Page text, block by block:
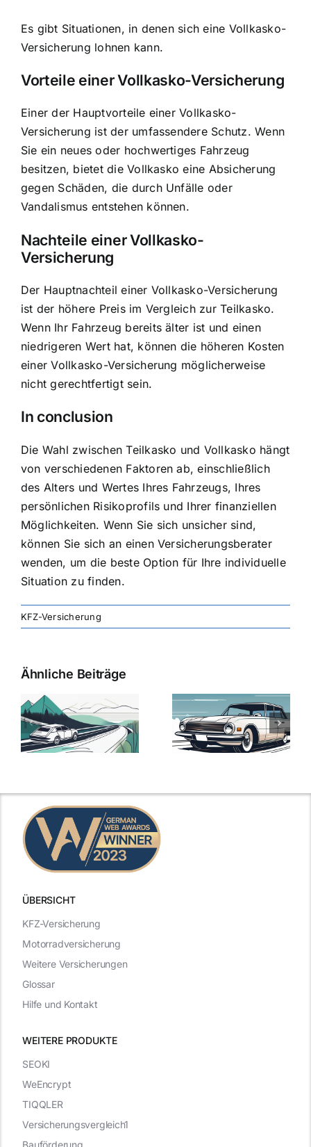
Es gibt Situationen, in denen sich eine Vollkasko-
Versicherung lohnen kann.
Vorteile einer Vollkasko-Versicherung
Einer der Hauptvorteile einer Vollkasko-
Versicherung ist der umfassendere Schutz. Wenn
Sie ein neues oder hochwertiges Fahrzeug
besitzen, bietet die Vollkasko eine Absicherung
gegen Schäden, die durch Unfälle oder
Vandalismus entstehen können.
Nachteile einer Vollkasko-
Versicherung
Der Hauptnachteil einer Vollkasko-Versicherung
ist der höhere Preis im Vergleich zur Teilkasko.
Wenn Ihr Fahrzeug bereits älter ist und einen
niedrigeren Wert hat, können die höheren Kosten
einer Vollkasko-Versicherung möglicherweise
nicht gerechtfertigt sein.
In conclusion
Die Wahl zwischen Teilkasko und Vollkasko hängt
von verschiedenen Faktoren ab, einschließlich
des Alters und Wertes Ihres Fahrzeugs, Ihres
persönlichen Risikoprofils und Ihrer finanziellen
Möglichkeiten. Wenn Sie sich unsicher sind,
können Sie sich an einen Versicherungsberater
wenden, um die beste Option für Ihre individuelle
Situation zu finden.
KFZ-Versicherung
Ähnliche Beiträge
Versicherung:
Günstige Kfz-
Versicherungstarife
mit Top-
Kfz-
Die besten
Angebote im
ÜBERSICHT
WEITERE PRODUKTE
KFZ-Versicherung
Motorradversicherung
Weitere Versicherungen
Glossar
Hilfe und Kontakt
SEOKI
WeEncrypt
TIQQLER
Versicherungsvergleich1